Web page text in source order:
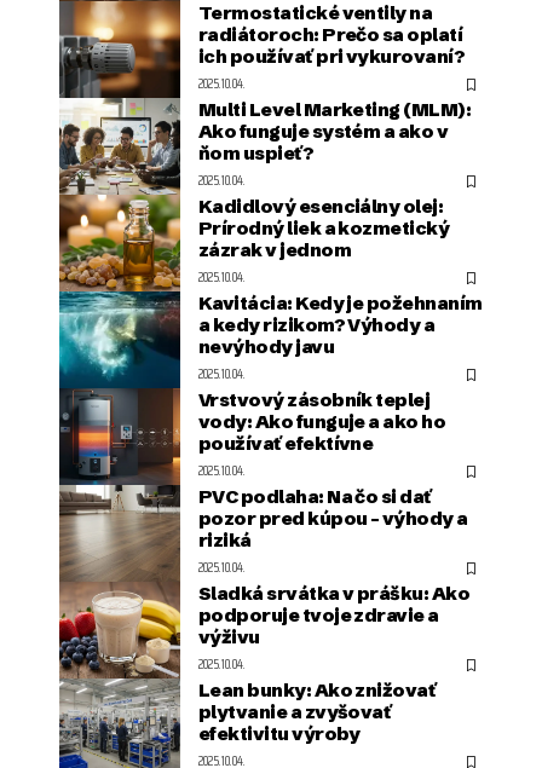
Termostatické ventily na
radiátoroch: Prečo sa oplatí
ich používať pri vykurovaní?
2025.10.04.
Multi Level Marketing (MLM):
Ako funguje systém a ako v
ňom uspieť?
2025.10.04.
Kadidlový esenciálny olej:
Prírodný liek a kozmetický
zázrak v jednom
2025.10.04.
Kavitácia: Kedy je požehnaním
a kedy rizikom? Výhody a
nevýhody javu
2025.10.04.
Vrstvový zásobník teplej
vody: Ako funguje a ako ho
používať efektívne
2025.10.04.
PVC podlaha: Na čo si dať
pozor pred kúpou – výhody a
riziká
2025.10.04.
Sladká srvátka v prášku: Ako
podporuje tvoje zdravie a
výživu
2025.10.04.
Lean bunky: Ako znižovať
plytvanie a zvyšovať
efektivitu výroby
2025.10.04.